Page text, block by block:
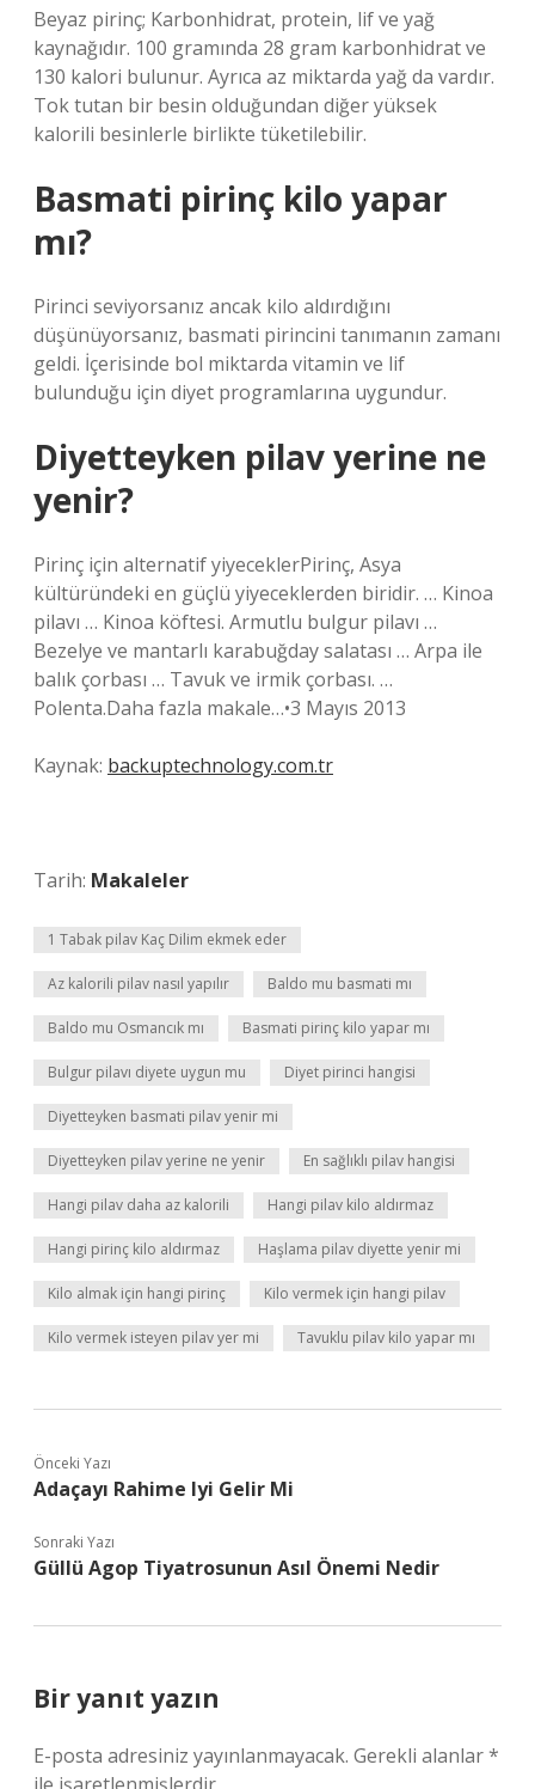
Beyaz pirinç; Karbonhidrat, protein, lif ve yağ
kaynağıdır. 100 gramında 28 gram karbonhidrat ve
130 kalori bulunur. Ayrıca az miktarda yağ da vardır.
Tok tutan bir besin olduğundan diğer yüksek
kalorili besinlerle birlikte tüketilebilir.
Basmati pirinç kilo yapar
mı?
Pirinci seviyorsanız ancak kilo aldırdığını
düşünüyorsanız, basmati pirincini tanımanın zamanı
geldi. İçerisinde bol miktarda vitamin ve lif
bulunduğu için diyet programlarına uygundur.
Diyetteyken pilav yerine ne
yenir?
Pirinç için alternatif yiyeceklerPirinç, Asya
kültüründeki en güçlü yiyeceklerden biridir. … Kinoa
pilavı … Kinoa köftesi. Armutlu bulgur pilavı …
Bezelye ve mantarlı karabuğday salatası … Arpa ile
balık çorbası … Tavuk ve irmik çorbası. …
Polenta.Daha fazla makale…•3 Mayıs 2013
Kaynak: backuptechnology.com.tr
Tarih: Makaleler
1 Tabak pilav Kaç Dilim ekmek eder
Az kalorili pilav nasıl yapılır Baldo mu basmati mı
Baldo mu Osmancık mı Basmati pirinç kilo yapar mı
Bulgur pilavı diyete uygun mu Diyet pirinci hangisi
Diyetteyken basmati pilav yenir mi
Diyetteyken pilav yerine ne yenir En sağlıklı pilav hangisi
Hangi pilav daha az kalorili Hangi pilav kilo aldırmaz
Hangi pirinç kilo aldırmaz Haşlama pilav diyette yenir mi
Kilo almak için hangi pirinç Kilo vermek için hangi pilav
Kilo vermek isteyen pilav yer mi Tavuklu pilav kilo yapar mı
Önceki Yazı
Adaçayı Rahime Iyi Gelir Mi
Sonraki Yazı
Güllü Agop Tiyatrosunun Asıl Önemi Nedir
Bir yanıt yazın
E-posta adresiniz yayınlanmayacak. Gerekli alanlar*